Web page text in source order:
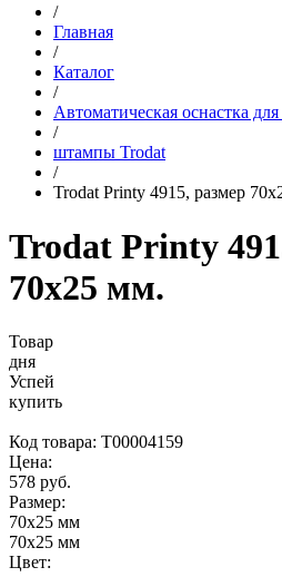
/
Главная
/
Каталог
/
Автоматическая оснастка
/
штампы Trodat
/
Trodat Printy 4915, размер
Trodat Printy
70х25 мм.
Товар
дня
Успей
купить
Код товара: Т00004159
Цена:
578 руб.
Размер:
70х25 мм
70х25 мм
Цвет: